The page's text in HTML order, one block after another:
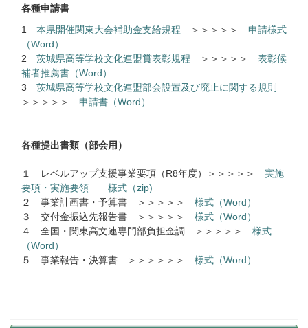
各種申請書
1 本県開催関東大会補助金支給規程 ＞＞＞＞＞ 申請様式
（Word）
2 茨城県高等学校文化連盟賞表彰規程 ＞＞＞＞＞ 表彰候
補者推薦書（Word）
3 茨城県高等学校文化連盟部会設置及び廃止に関する規則
＞＞＞＞＞ 申請書（Word）
各種提出書類（部会用）
１ レベルアップ支援事業要項（R8年度）＞＞＞＞＞ 実施
要項・実施要領
様式（zip)
２ 事業計画書・予算書 ＞＞＞＞＞ 様式（Word）
３ 交付金振込先報告書 ＞＞＞＞＞ 様式（Word）
４ 全国・関東高文連専門部負担金調 ＞＞＞＞＞ 様式
（Word）
５ 事業報告・決算書 ＞＞＞＞＞＞ 様式（Word）